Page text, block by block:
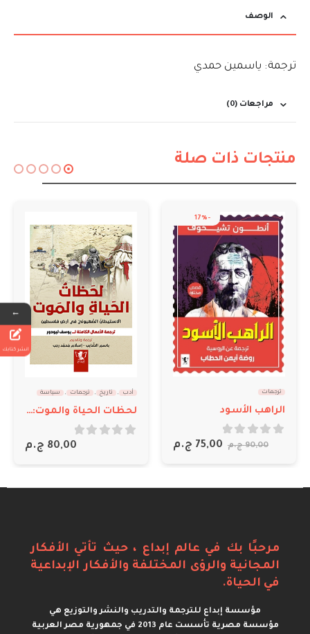
الوصف
ترجمة: ياسمين حمدي
مراجعات (0)
منتجات ذات صلة
أدب
0
out of 5
80,00 ج.م
ترجمات
بطل صغير وبولزونكوف
ج.م 75,00 ج.م
مرحبًا بك في عالم إبداع ، حيث تأتي الأفكار
المجانية والرؤى المختلفة والأفكار الإبداعية
في الحياة.
مؤسسة إبداع للترجمة والتدريب والنشر والتوزيع هي
مؤسسة مصرية تأسست عام 2013 في جمهورية مصر العربية
←
انشر كتابك